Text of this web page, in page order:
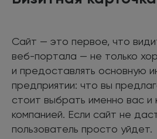
Сайт — это первое, что
веб-портала — не только
и предоставлять основную
предприятии: что вы
стоит выбрать именно вас и
компанией. Если сайт не
пользователь просто уйдет.